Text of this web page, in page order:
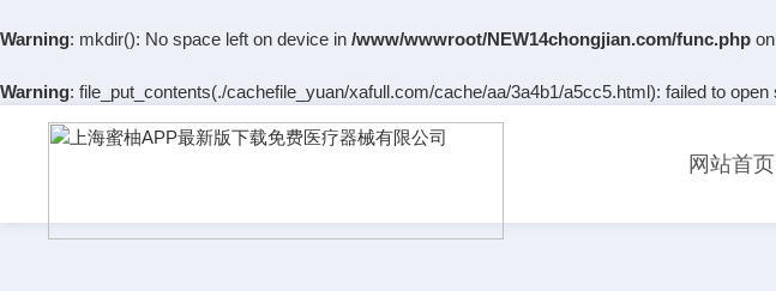
Warning: mkdir(): No space left on device in /www/wwwroot/NEW14chongjian.com/func.php
Warning: file_put_contents(./cachefile_yuan/xafull.com/cache/aa/3a4b1/a5cc5.html): failed to
网站首页